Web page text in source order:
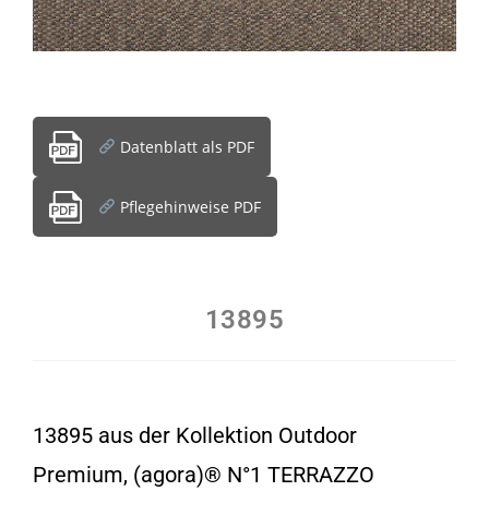
Datenblatt als PDF
Pflegehinweise PDF
13895
13895 aus der Kollektion Outdoor
Premium, (agora)® N°1 TERRAZZO